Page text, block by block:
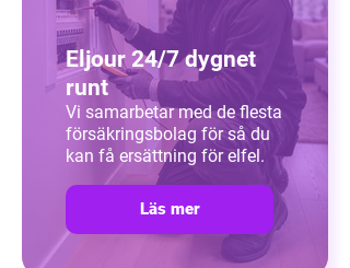
Eljour 24/7 dygnet
runt
Vi samarbetar med de flesta
försäkringsbolag för så du
kan få ersättning för elfel.
Läs mer